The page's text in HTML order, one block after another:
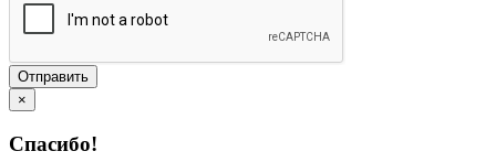
Отправить
×
Спасибо!